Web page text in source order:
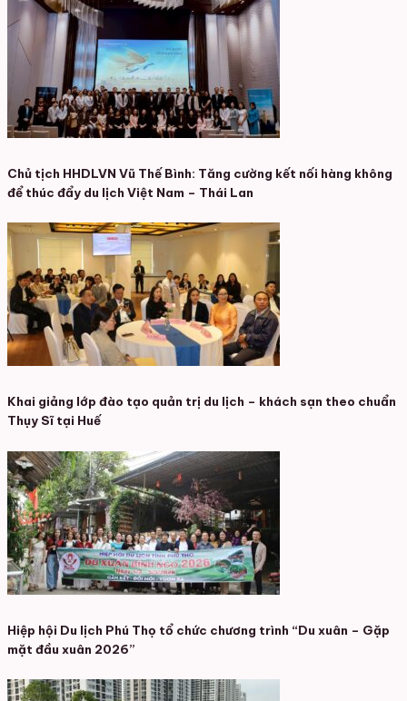
Chủ tịch HHDLVN Vũ Thế Bình: Tăng cường kết nối hàng không
để thúc đẩy du lịch Việt Nam – Thái Lan
Khai giảng lớp đào tạo quản trị du lịch – khách sạn theo chuẩn
Thụy Sĩ tại Huế
Hiệp hội Du lịch Phú Thọ tổ chức chương trình “Du xuân – Gặp
mặt đầu xuân 2026”